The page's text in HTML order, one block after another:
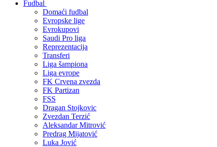
Fudbal
Domaći fudbal
Evropske lige
Evrokupovi
Saudi Pro liga
Reprezentacija
Transferi
Liga šampiona
Liga evrope
FK Crvena zvezda
FK Partizan
FSS
Dragan Stojkovic
Zvezdan Terzić
Aleksandar Mitrović
Predrag Mijatović
Luka Jović